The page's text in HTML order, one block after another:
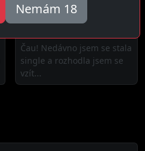
Nikola, 25 let
Čau! Nedávno jsem se stala
single a rozhodla jsem se
vzít...
Nemám 18